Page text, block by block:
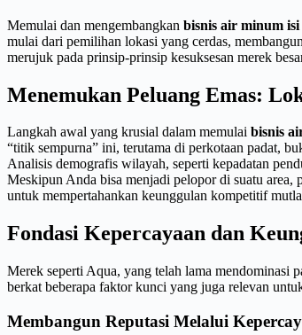
Memulai dan mengembangkan bisnis air minum
mulai dari pemilihan lokasi yang cerdas,
merujuk pada prinsip-prinsip kesuksesan merek
Menemukan Peluang Emas:
Langkah awal yang krusial dalam memulai bisnis
“titik sempurna” ini, terutama di perkotaan padat,
Analisis demografis wilayah, seperti kepadatan
Meskipun Anda bisa menjadi pelopor di suatu area,
untuk mempertahankan keunggulan kompetitif
Fondasi Kepercayaan dan
Merek seperti Aqua, yang telah lama mendominasi
berkat beberapa faktor kunci yang juga relevan
Membangun Reputasi Melalui